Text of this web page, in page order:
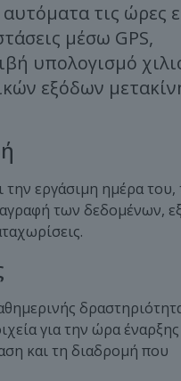
τις ώρες
μέσω GPS,
υπολογισμό
εξόδων
εργάσιμη ημέρα
των δεδομένων,
για την ώρα έναρξης
και τη διαδρομή που